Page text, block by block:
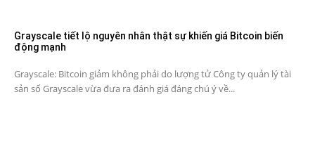
Grayscale tiết lộ nguyên nhân thật sự khiến giá Bitcoin biến
động mạnh
Grayscale: Bitcoin giảm không phải do lượng tử Công ty quản lý tài
sản số Grayscale vừa đưa ra đánh giá đáng chú ý về...